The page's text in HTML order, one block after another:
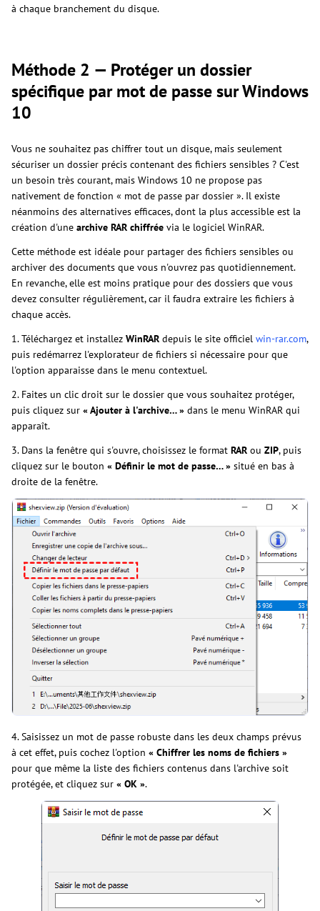
à chaque branchement du disque.
Méthode 2 — Protéger un dossier
spécifique par mot de passe sur Windows
10
Vous ne souhaitez pas chiffrer tout un disque, mais seulement
sécuriser un dossier précis contenant des fichiers sensibles ? C'est
un besoin très courant, mais Windows 10 ne propose pas
nativement de fonction « mot de passe par dossier ». Il existe
néanmoins des alternatives efficaces, dont la plus accessible est la
création d'une archive RAR chiffrée via le logiciel WinRAR.
Cette méthode est idéale pour partager des fichiers sensibles ou
archiver des documents que vous n'ouvrez pas quotidiennement.
En revanche, elle est moins pratique pour des dossiers que vous
devez consulter régulièrement, car il faudra extraire les fichiers à
chaque accès.
1. Téléchargez et installez WinRAR depuis le site officiel win-rar.com,
puis redémarrez l'explorateur de fichiers si nécessaire pour que
l'option apparaisse dans le menu contextuel.
2. Faites un clic droit sur le dossier que vous souhaitez protéger,
puis cliquez sur « Ajouter à l'archive… » dans le menu WinRAR qui
apparaît.
3. Dans la fenêtre qui s'ouvre, choisissez le format RAR ou ZIP, puis
cliquez sur le bouton « Définir le mot de passe… » situé en bas à
droite de la fenêtre.
4. Saisissez un mot de passe robuste dans les deux champs prévus
à cet effet, puis cochez l'option « Chiffrer les noms de fichiers »
pour que même la liste des fichiers contenus dans l'archive soit
protégée, et cliquez sur « OK ».